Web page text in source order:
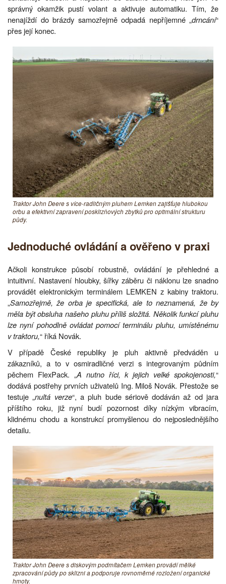
správný okamžik pustí volant a aktivuje automatiku. Tím, že
nenajíždí do brázdy samozřejmě odpadá nepříjemné „drncání“
přes její konec.
Traktor John Deere s více-radličným pluhem Lemken zajišťuje hlubokou
orbu a efektivní zapravení posklizňových zbytků pro optimální strukturu
půdy.
Jednoduché ovládání a ověřeno v praxi
Ačkoli konstrukce působí robustně, ovládání je přehledné a
intuitivní. Nastavení hloubky, šířky záběru či náklonu lze snadno
provádět elektronickým terminálem LEMKEN z kabiny traktoru.
„Samozřejmě, že orba je specifická, ale to neznamená, že by
měla být obsluha našeho pluhu příliš složitá. Několik funkcí pluhu
lze nyní pohodlně ovládat pomocí terminálu pluhu, umístěnému
v traktoru,“ říká Novák.
V případě České republiky je pluh aktivně předváděn u
zákazníků, a to v osmiradličné verzi s integrovaným půdním
pěchem FlexPack. „A nutno říci, k jejich velké spokojenosti,“
dodává postřehy prvních uživatelů Ing. Miloš Novák. Přestože se
testuje „nultá verze“, a pluh bude sériově dodáván až od jara
příštího roku, již nyní budí pozornost díky nízkým vibracím,
klidnému chodu a konstrukcí promyšlenou do nejposlednějšího
detailu.
Traktor John Deere s diskovým podmítačem Lemken provádí mělké
zpracování půdy po sklizni a podporuje rovnoměrné rozložení organické
hmoty.